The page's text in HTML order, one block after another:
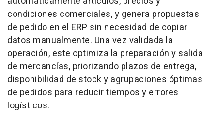
condiciones comerciales, y genera propuestas
de pedido en el ERP sin necesidad de copiar
datos manualmente. Una vez validada la
operación, este optimiza la preparación y salida
de mercancías, priorizando plazos de entrega,
disponibilidad de stock y agrupaciones óptimas
de pedidos para reducir tiempos y errores
logísticos.